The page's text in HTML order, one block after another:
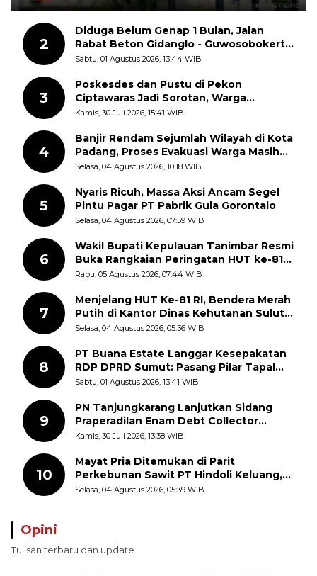
2
Diduga Belum Genap 1 Bulan, Jalan
Rabat Beton Gidanglo - Guwosobokerto
Sudah Pecah
Sabtu, 01 Agustus 2026, 13:44 WIB
3
Poskesdes dan Pustu di Pekon
Ciptawaras Jadi Sorotan, Warga
Keluhkan Fasilitas Terbengkalai dan
Kamis, 30 Juli 2026, 15:41 WIB
4
Banjir Rendam Sejumlah Wilayah di Kota
Padang, Proses Evakuasi Warga Masih
Berlangsung
Selasa, 04 Agustus 2026, 10:18 WIB
5
Nyaris Ricuh, Massa Aksi Ancam Segel
Pintu Pagar PT Pabrik Gula Gorontalo
Selasa, 04 Agustus 2026, 07:59 WIB
6
Wakil Bupati Kepulauan Tanimbar Resmi
Buka Rangkaian Peringatan HUT ke-81
Kemerdekaan RI, ASN Diajak Perkuat
Rabu, 05 Agustus 2026, 07:44 WIB
7
Menjelang HUT Ke-81 RI, Bendera Merah
Putih di Kantor Dinas Kehutanan Sulut
Disorot Warga
Selasa, 04 Agustus 2026, 05:36 WIB
8
PT Buana Estate Langgar Kesepakatan
RDP DPRD Sumut: Pasang Pilar Tapal
Batas Sepihak Tanpa Libatkan
Sabtu, 01 Agustus 2026, 13:41 WIB
9
PN Tanjungkarang Lanjutkan Sidang
Praperadilan Enam Debt Collector
dengan Pemeriksaan Saksi
Kamis, 30 Juli 2026, 13:38 WIB
10
Mayat Pria Ditemukan di Parit
Perkebunan Sawit PT Hindoli Keluang,
Polisi Selidiki Penyebab Kematian
Selasa, 04 Agustus 2026, 05:39 WIB
Opini
Tulisan terbaru dan update